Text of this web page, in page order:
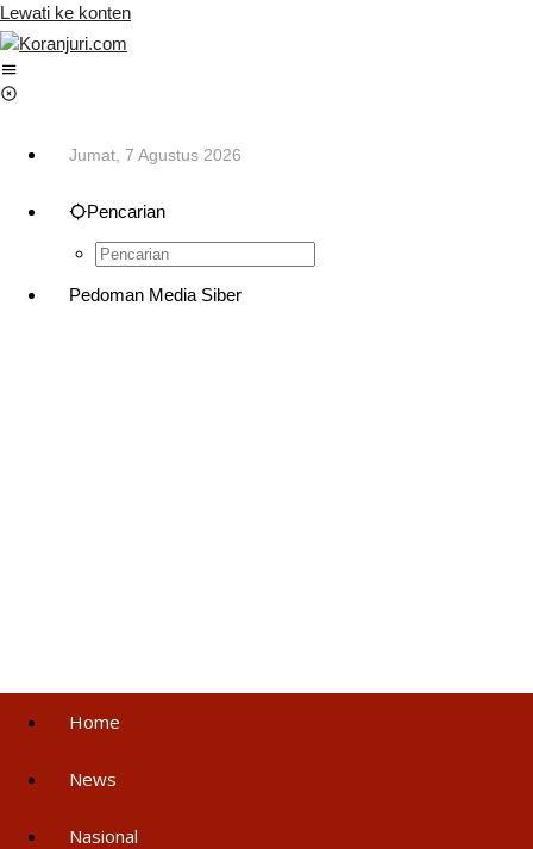
Lewati ke konten
Jumat, 7 Agustus 2026
Pencarian
Pedoman Media Siber
Home
News
Nasional